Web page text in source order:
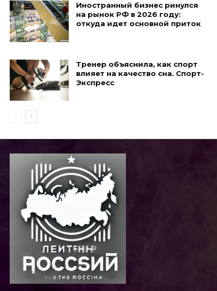
Иностранный бизнес ринулся
на рынок РФ в 2026 году:
откуда идет основной приток
Тренер объяснила, как спорт
влияет на качество сна. Спорт-
Экспресс